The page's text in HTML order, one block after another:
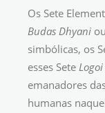
Os Sete
Budas Dhyani
simbólicas, os
esses Sete Logoi
emanadores
humanas